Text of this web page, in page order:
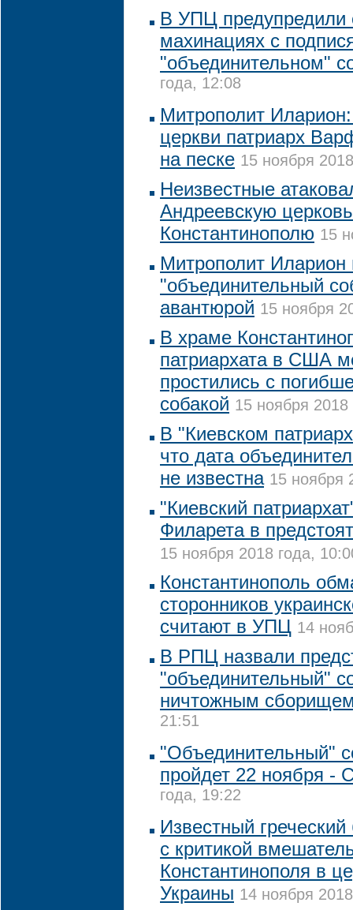
В УПЦ предупредили
махинациях с
"объединительном"
года, 12:08
Митрополит
церкви патриарх
на песке 15 ноября
Неизвестные
Андреевскую
Константинополю 15
Митрополит Иларион
"объединительный
авантюрой 15 ноября
В храме
патриархата в США
простились с
собакой 15 ноября 2018
В "Киевском
что дата
не известна 15 ноября
"Киевский
Филарета в
15 ноября 2018 года,
Константинополь
сторонников
считают в УПЦ 14
В РПЦ назвали
"объединительный"
ничтожным
21:51
"Объединительный"
пройдет 22 ноября -
года, 19:22
Известный
с критикой
Константинополя в
Украины 14 ноября